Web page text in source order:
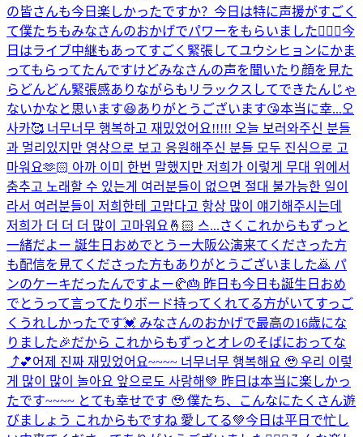
の皆さんも今日楽しかったですか？今日は特に声援がすごく
て僕たちもみなさんのおかげでパワーをもらいました🙇🏻‍♂️今
日はライブ中継もあってすごく緊張してユウシヒョンにかま
ってもらってたんですけどみなさんの声を聞いたり顔を見た
らどんどん緊張感ありながらもリラックスしてできたんじゃ
ないかなと思います😆ありがとうございます😘本当に幸...오
사카🥰 너무너무 행복하고 재밌었어요!!!!! 오늘 보러와주신 분들
과 멀리있지만 영상으로 보고 응원해주신 분들 모두 진심으로 고
마워요🫶🏻 아까 이미 한번 말했지만 저희가 이렇게 무대 위에서
춤추고 노래할 수 있는게 여러분들이 없으면 절대 불가능한 일이
라서 여러분들이 저희한테 고맙다고 항상 많이 얘기해주시는데
저희가 더 더 더 많이 고마워요🤞🏻 스...さくこれからもずっと
一緒だよー 誕生日おめでとうー大阪公演来てくださった方
も配信を見てくださった方もありがとうございました🙇 パ
ンのケーキだったんですよー🥐🎂 昨日も今日も誕生日おめ
でとうって言ってたりボード持ってくれてる方がいてすっご
くうれしかったです💓 みなさんのおかげで最高の16歳にな
りました🎉だから これからもずっとオレのそばにおってな
⤴︎💕어제 진짜 재밌었어요~~~~ 너무너무 행복해요 🥹 우리 이렇
게 많이 많이 놀아요 앞으로도 사랑해💚 昨日は本当に楽しかっ
たです~~~~ とても幸せです 🥹 僕たち、こんなにたくさん遊
びましょう これからもですね 愛してる💚今日は平日で忙し